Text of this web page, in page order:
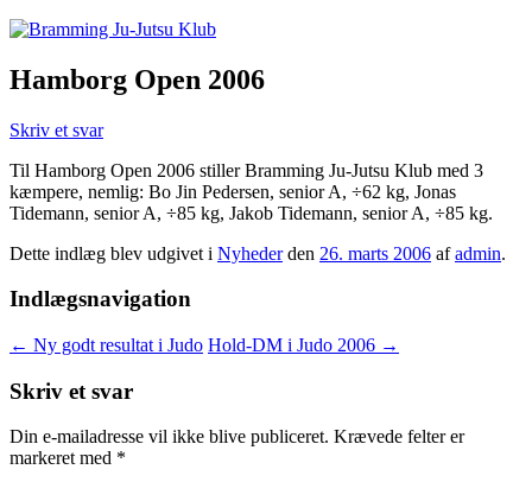
Hamborg Open 2006
Skriv et svar
Til Hamborg Open 2006 stiller Bramming Ju-Jutsu Klub med 3
kæmpere, nemlig: Bo Jin Pedersen, senior A, ÷62 kg, Jonas
Tidemann, senior A, ÷85 kg, Jakob Tidemann, senior A, ÷85 kg.
Dette indlæg blev udgivet i Nyhederden 26. marts 2006 afadmin.
Indlægsnavigation
← Ny godt resultat i Judo Hold-DM i Judo 2006 →
Skriv et svar
Din e-mailadresse vil ikke blive publiceret. Krævede felter er
markeret med *